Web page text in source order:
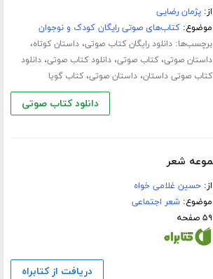
از:پژمان رضایی
موضوع:کتاب‌های صوتی رایگان کودک و نوجوان
برچسب‌ها:دانلود رایگان کتاب صوتی،داستان کوتاه،
داستان صوتی،کتاب صوتی،دانلود کتاب صوتی،دانلود
کتاب صوتی داستان،داستان صوتی،کتاب گویا
دانلود کتاب صوتی
از:حسین غلامی خواه
موضوع:شعر اجتماعی
۵۹ صفحه
دریافت از کتابراه